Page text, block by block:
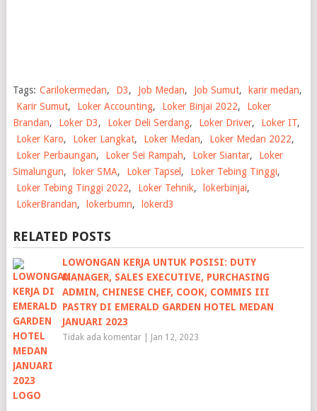
Tags: Carilokermedan, D3, Job Medan, Job Sumut, karir medan,
Karir Sumut, Loker Accounting, Loker Binjai 2022,
Loker
Brandan, Loker D3, Loker Deli Serdang, Loker Driver, Loker IT,
Loker Karo, Loker Langkat, Loker Medan, Loker Medan 2022,
Loker Perbaungan, Loker Sei Rampah, Loker Siantar,
Loker
Simalungun, loker SMA, Loker Tapsel , Loker Tebing Tinggi,
Loker Tebing Tinggi 2022, Loker Tehnik, lokerbinjai,
LokerBrandan, lokerbumn, lokerd3
RELATED POSTS
LOWONGAN KERJA UNTUK POSISI: DUTY
MANAGER, SALES EXECUTIVE, PURCHASING
ADMIN, CHINESE CHEF, COOK, COMMIS III
PASTRY DI EMERALD GARDEN HOTEL MEDAN
JANUARI 2023
Tidak ada komentar| Jan 12, 2023